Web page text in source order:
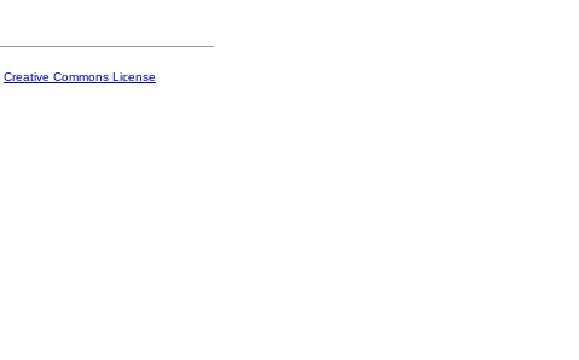
Creative Commons License